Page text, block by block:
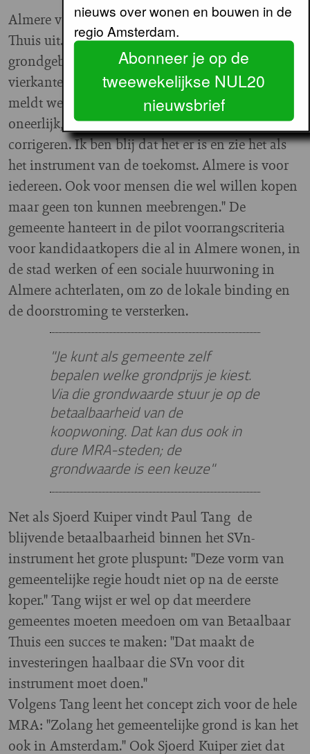
Almere voert momenteel een pilot met Betaalbaar
Thuis uit. In de gemeente komen 86 betaalbare
grondgebonden woningen van negentig
vierkante meter. Het project zit in de tenderfase,
meldt wethouder Paul Tang: "De markt is
oneerlijk, dat willen we met Betaalbaar Thuis
corrigeren. Ik ben blij dat het er is en zie het als
het instrument van de toekomst. Almere is voor
iedereen. Ook voor mensen die wel willen kopen
maar geen ton kunnen meebrengen." De
gemeente hanteert in de pilot voorrangscriteria
voor kandidaatkopers die al in Almere wonen, in
de stad werken of een sociale huurwoning in
Almere achterlaten, om zo de lokale binding en
de doorstroming te versterken.
"Je kunt als gemeente zelf
bepalen welke grondprijs je kiest.
Via die grondwaarde stuur je op de
betaalbaarheid van de
koopwoning. Dat kan dus ook in
dure MRA-steden; de
grondwaarde is een keuze"
Net als Sjoerd Kuiper vindt Paul Tang de
blijvende betaalbaarheid binnen het SVn-
instrument het grote pluspunt: "Deze vorm van
gemeentelijke regie houdt niet op na de eerste
koper." Tang wijst er wel op dat meerdere
gemeentes moeten meedoen om van Betaalbaar
Thuis een succes te maken: "Dat maakt de
investeringen haalbaar die SVn voor dit
instrument moet doen."
Volgens Tang leent het concept zich voor de hele
MRA: "Zolang het gemeentelijke grond is kan het
ook in Amsterdam." Ook Sjoerd Kuiper ziet dat
nieuws over wonen en bouwen in de
regio Amsterdam.
Abonneer je op de
tweewekelijkse NUL20
nieuwsbrief